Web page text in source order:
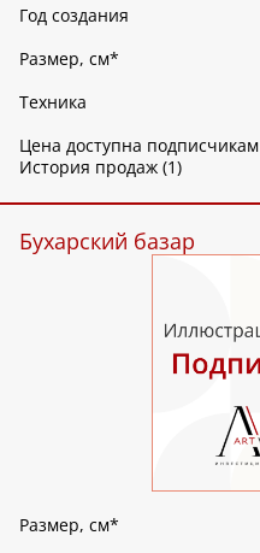
Год создания
Размер, см*
Техника
Цена доступна подписчикам
История продаж (1)
Бухарский базар
Размер, см*